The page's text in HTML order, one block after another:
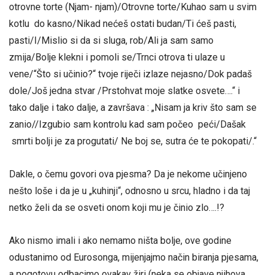
otrovne torte (Njam- njam)/Otrovne torte/Kuhao sam u svim
kotlu do kasno/Nikad nećeš ostati budan/Ti ćeš pasti,
pasti/I/Mislio si da si sluga, rob/Ali ja sam samo
zmija/Bolje klekni i pomoli se/Trnci otrova ti ulaze u
vene/“Što si učinio?“ tvoje riječi izlaze nejasno/Dok padaš
dole/Još jedna stvar /Prstohvat moje slatke osvete….“ i
tako dalje i tako dalje, a završava : „Nisam ja kriv što sam se
zanio//Izgubio sam kontrolu kad sam počeo peći/Dašak
smrti bolji je za progutati/ Ne boj se, sutra će te pokopati/.“
Dakle, o čemu govori ova pjesma? Da je nekome učinjeno
nešto loše i da je u „kuhinji“, odnosno u srcu, hladno i da taj
netko želi da se osveti onom koji mu je činio zlo….!?
Ako nismo imali i ako nemamo ništa bolje, ove godine
odustanimo od Eurosonga, mijenjajmo način biranja pjesama,